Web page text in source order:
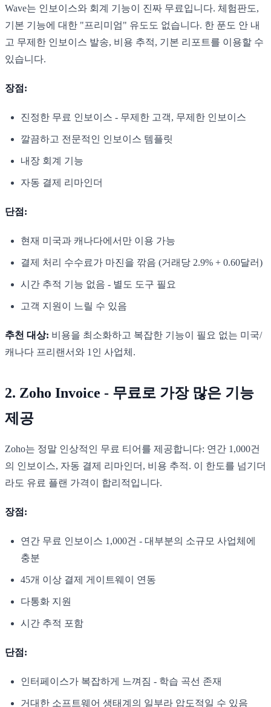
Wave는 인보이스와 회계 기능이 진짜 무료입니다. 체험판도,
기본 기능에 대한 "프리미엄" 유도도 없습니다. 한 푼도 안 내
고 무제한 인보이스 발송, 비용 추적, 기본 리포트를 이용할 수
있습니다.
장점:
진정한 무료 인보이스 - 무제한 고객, 무제한 인보이스
깔끔하고 전문적인 인보이스 템플릿
내장 회계 기능
자동 결제 리마인더
단점:
현재 미국과 캐나다에서만 이용 가능
결제 처리 수수료가 마진을 깎음 (거래당 2.9% + 0.60달러)
시간 추적 기능 없음 - 별도 도구 필요
고객 지원이 느릴 수 있음
추천 대상: 비용을 최소화하고 복잡한 기능이 필요 없는 미국/
캐나다 프리랜서와 1인 사업체.
2. Zoho Invoice - 무료로 가장 많은 기능
제공
Zoho는 정말 인상적인 무료 티어를 제공합니다: 연간 1,000건
의 인보이스, 자동 결제 리마인더, 비용 추적. 이 한도를 넘기더
라도 유료 플랜 가격이 합리적입니다.
장점:
연간 무료 인보이스 1,000건 - 대부분의 소규모 사업체에
충분
45개 이상 결제 게이트웨이 연동
다통화 지원
시간 추적 포함
단점:
인터페이스가 복잡하게 느껴짐 - 학습 곡선 존재
거대한 소프트웨어 생태계의 일부라 압도적일 수 있음